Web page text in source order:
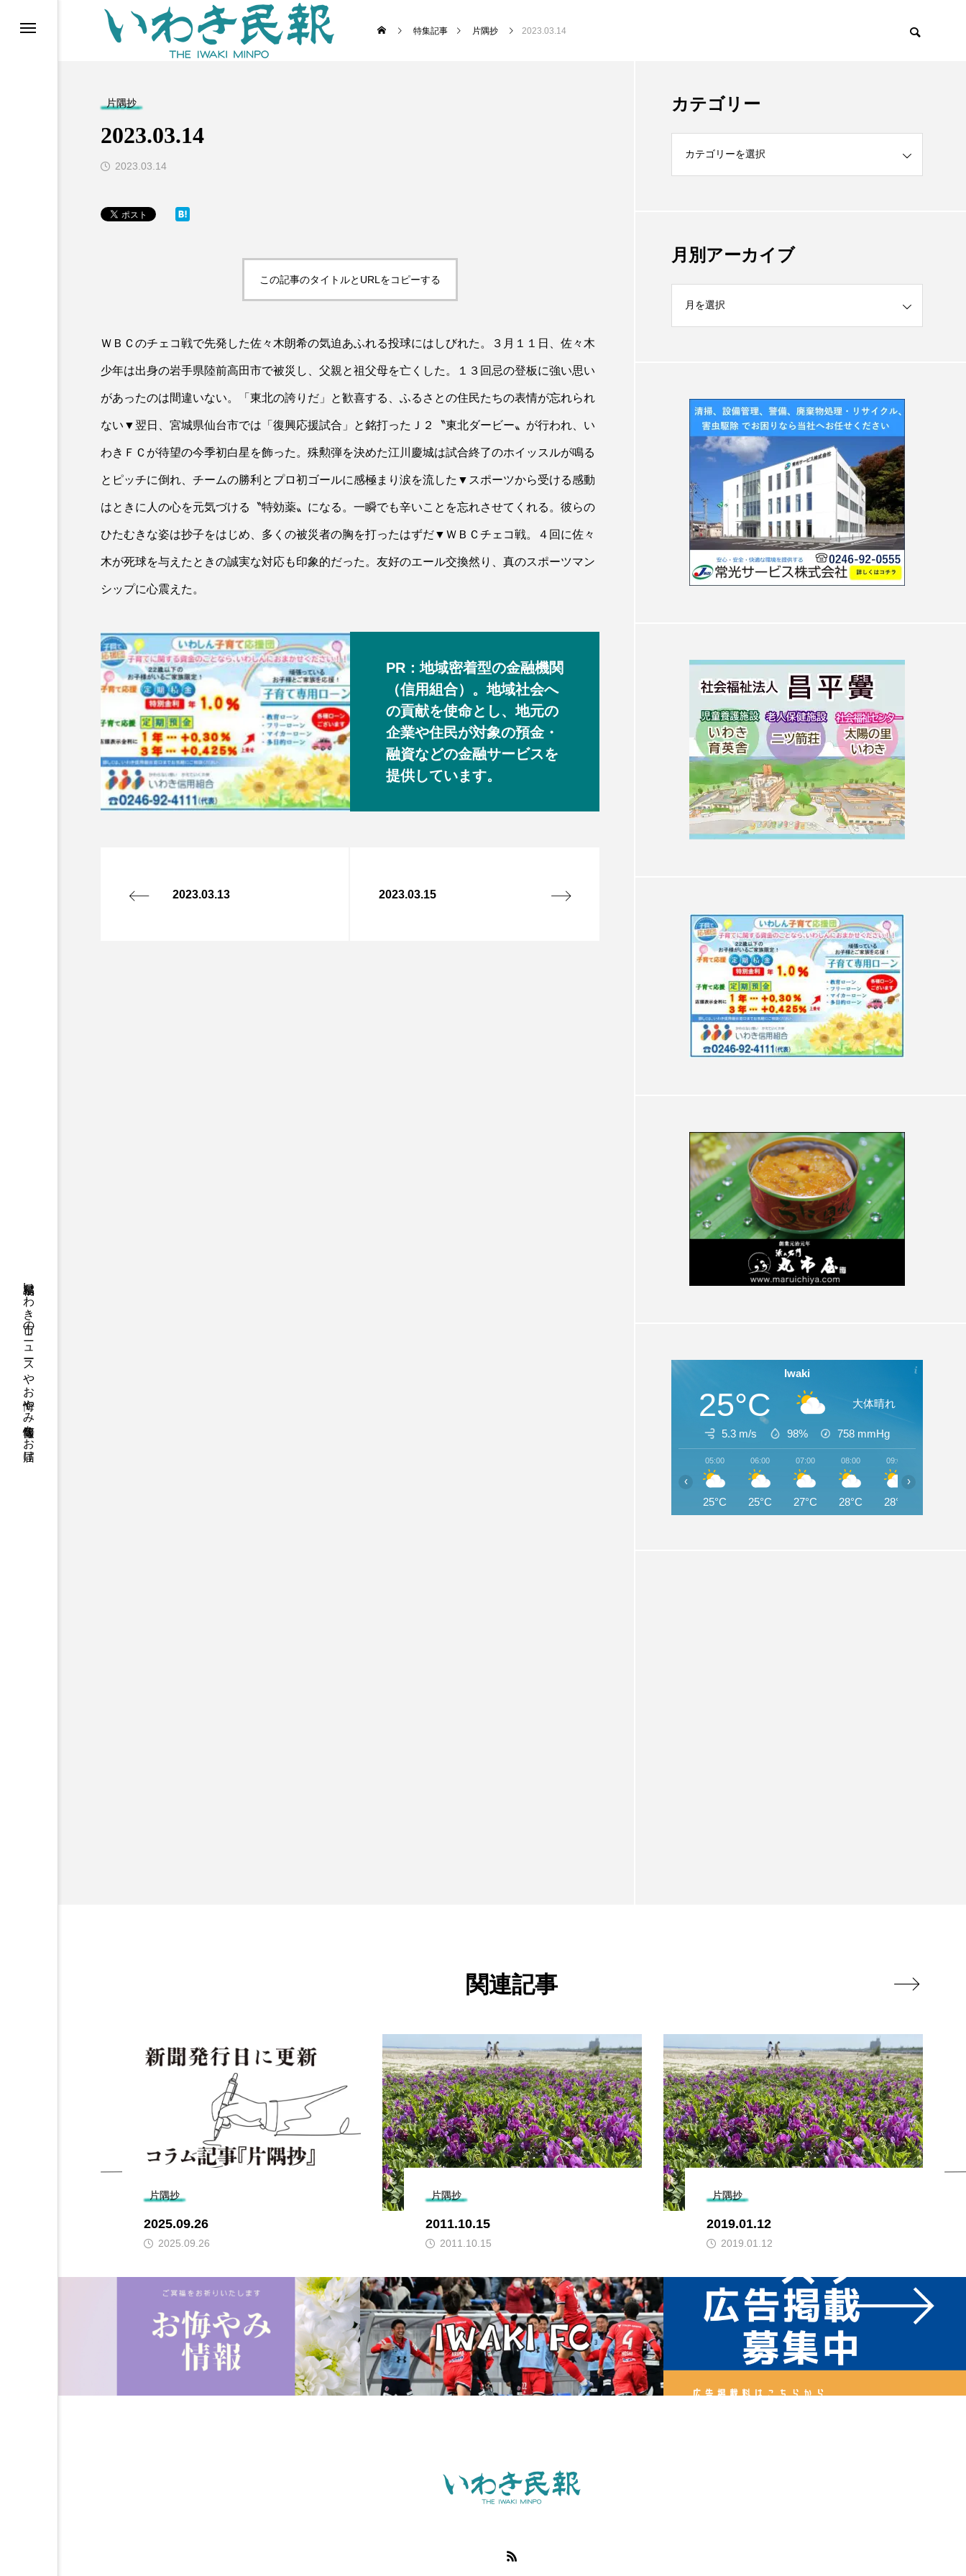
福島県いわき市のニュースやお悔やみ情報等をお届け
特集記事 片隅抄 2023.03.14
片隅抄
2023.03.14
2023.03.14
この記事のタイトルとURLをコピーする
ＷＢＣのチェコ戦で先発した佐々木朗希の気迫あふれる投球にはしびれた。３月１１日、佐々木
少年は出身の岩手県陸前高田市で被災し、父親と祖父母を亡くした。１３回忌の登板に強い思い
があったのは間違いない。「東北の誇りだ」と歓喜する、ふるさとの住民たちの表情が忘れられ
ない▼翌日、宮城県仙台市では「復興応援試合」と銘打ったＪ２〝東北ダービー〟が行われ、い
わきＦＣが待望の今季初白星を飾った。殊勲弾を決めた江川慶城は試合終了のホイッスルが鳴る
とピッチに倒れ、チームの勝利とプロ初ゴールに感極まり涙を流した▼スポーツから受ける感動
はときに人の心を元気づける〝特効薬〟になる。一瞬でも辛いことを忘れさせてくれる。彼らの
ひたむきな姿は抄子をはじめ、多くの被災者の胸を打ったはずだ▼ＷＢＣチェコ戦。４回に佐々
木が死球を与えたときの誠実な対応も印象的だった。友好のエール交換然り、真のスポーツマン
シップに心震えた。
PR：地域密着型の金融機関
（信用組合）。地域社会へ
の貢献を使命とし、地元の
企業や住民が対象の預金・
融資などの金融サービスを
提供しています。
2023.03.13 2023.03.15
カテゴリー
月別アーカイブ
Iwaki
25°C 大体晴れ
5.3 m/s 98% 758 mmHg
05:00
25°C
06:00
25°C
07:00
27°C
08:00
28°C
09:00
28°C
‹ ›
関連記事
片隅抄
2025.09.26
2025.09.26
片隅抄
2011.10.15
2011.10.15
片隅抄
2019.01.12
2019.01.12
